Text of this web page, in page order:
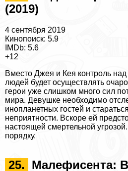
(2019)
4 сентября 2019
Кинопоиск: 5.9
IMDb: 5.6
+12
Вместо Джея и Кея контроль
людей будет осуществлять
герои уже слишком много сил
мира. Дeвyшке необходимо
инопланетных гостей и
неприятности. Вскоре ей
настоящей cмepтельной угрозой.
порядку.
25.
Малефисента: